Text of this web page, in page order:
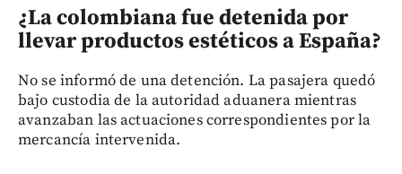
¿La colombiana fue detenida por
llevar productos estéticos a España?
No se informó de una detención. La pasajera quedó
bajo custodia de la autoridad aduanera mientras
avanzaban las actuaciones correspondientes por la
mercancía intervenida.